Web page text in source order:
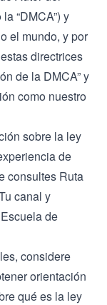
“DMCA”) y
el mundo, y por
directrices
de la DMCA” y
como nuestro
sobre la ley
de
consultes Ruta
canal y
Escuela de
considere
orientación
qué es la ley